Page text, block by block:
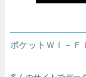
ポケットＷｉ－Ｆ